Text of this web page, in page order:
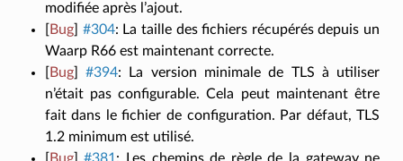
modifiée après l’ajout.
Bug] #304: La taille des fichiers récupérés depuis un
Waarp R66 est maintenant correcte.
Bug] #394: La version minimale de TLS à utiliser
n’était pas configurable. Cela peut maintenant être
fait dans le fichier de configuration. Par défaut, TLS
1.2 minimum est utilisé.